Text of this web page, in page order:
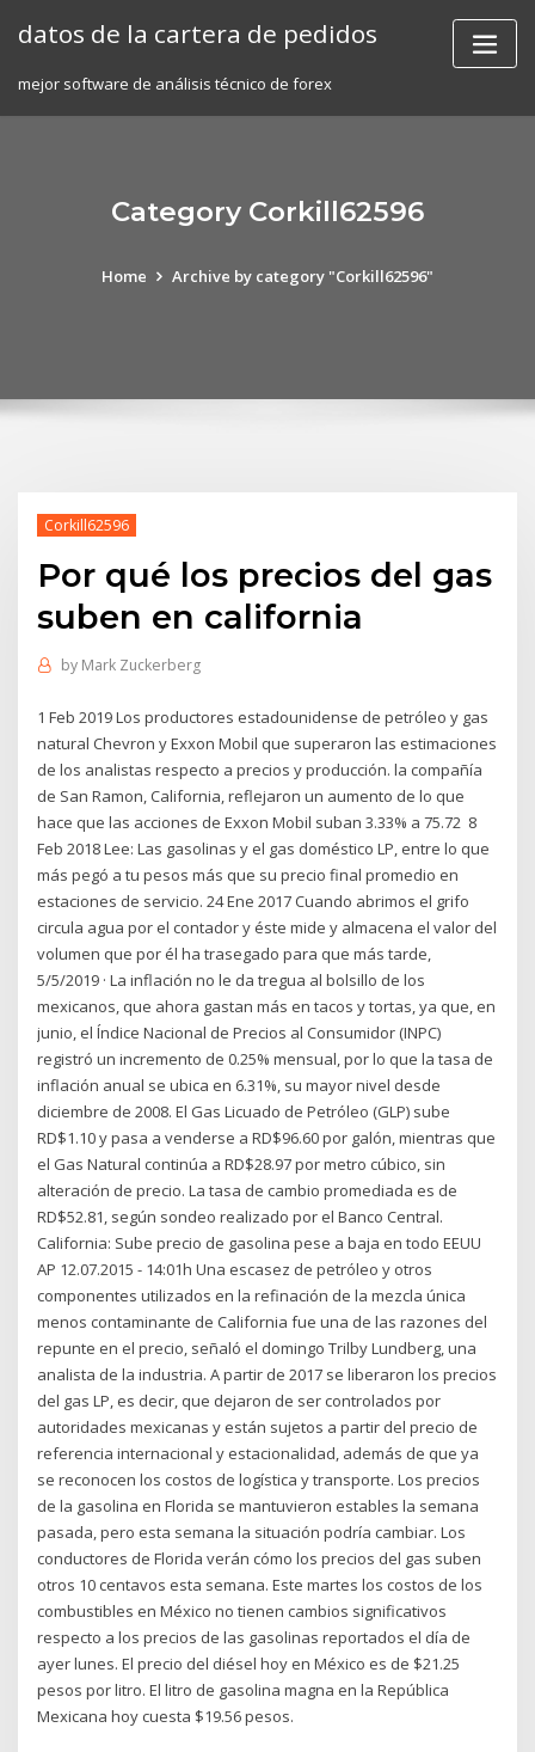
datos de la cartera de pedidos
mejor software de análisis técnico de forex
Category Corkill62596
Home Archive by category "Corkill62596"
Corkill62596
Por qué los precios del gas
suben en california
by Mark Zuckerberg
1 Feb 2019 Los productores estadounidense de petróleo y gas
natural Chevron y Exxon Mobil que superaron las estimaciones
de los analistas respecto a precios y producción. la compañía
de San Ramon, California, reflejaron un aumento de lo que
hace que las acciones de Exxon Mobil suban 3.33% a 75.72 8
Feb 2018 Lee: Las gasolinas y el gas doméstico LP, entre lo que
más pegó a tu pesos más que su precio final promedio en
estaciones de servicio. 24 Ene 2017 Cuando abrimos el grifo
circula agua por el contador y éste mide y almacena el valor del
volumen que por él ha trasegado para que más tarde,
5/5/2019 · La inflación no le da tregua al bolsillo de los
mexicanos, que ahora gastan más en tacos y tortas, ya que, en
junio, el Índice Nacional de Precios al Consumidor (INPC)
registró un incremento de 0.25% mensual, por lo que la tasa de
inflación anual se ubica en 6.31%, su mayor nivel desde
diciembre de 2008. El Gas Licuado de Petróleo (GLP) sube
RD$1.10 y pasa a venderse a RD$96.60 por galón, mientras que
el Gas Natural continúa a RD$28.97 por metro cúbico, sin
alteración de precio. La tasa de cambio promediada es de
RD$52.81, según sondeo realizado por el Banco Central.
California: Sube precio de gasolina pese a baja en todo EEUU
AP 12.07.2015 - 14:01h Una escasez de petróleo y otros
componentes utilizados en la refinación de la mezcla única
menos contaminante de California fue una de las razones del
repunte en el precio, señaló el domingo Trilby Lundberg, una
analista de la industria. A partir de 2017 se liberaron los precios
del gas LP, es decir, que dejaron de ser controlados por
autoridades mexicanas y están sujetos a partir del precio de
referencia internacional y estacionalidad, además de que ya
se reconocen los costos de logística y transporte. Los precios
de la gasolina en Florida se mantuvieron estables la semana
pasada, pero esta semana la situación podría cambiar. Los
conductores de Florida verán cómo los precios del gas suben
otros 10 centavos esta semana. Este martes los costos de los
combustibles en México no tienen cambios significativos
respecto a los precios de las gasolinas reportados el día de
ayer lunes. El precio del diésel hoy en México es de $21.25
pesos por litro. El litro de gasolina magna en la República
Mexicana hoy cuesta $19.56 pesos.